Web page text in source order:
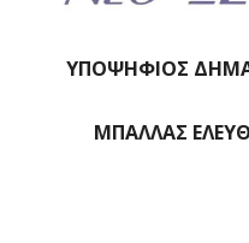
ΥΠΟΨΗΦΙΟΣ
ΜΠΑΛΛΑΣ